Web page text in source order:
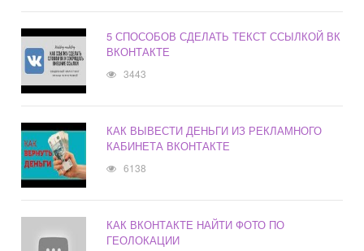
5 СПОСОБОВ СДЕЛАТЬ ТЕКСТ ССЫЛКОЙ ВК
ВКОНТАКТЕ
3443
КАК ВЫВЕСТИ ДЕНЬГИ ИЗ РЕКЛАМНОГО
КАБИНЕТА ВКОНТАКТЕ
6138
КАК ВКОНТАКТЕ НАЙТИ ФОТО ПО
ГЕОЛОКАЦИИ